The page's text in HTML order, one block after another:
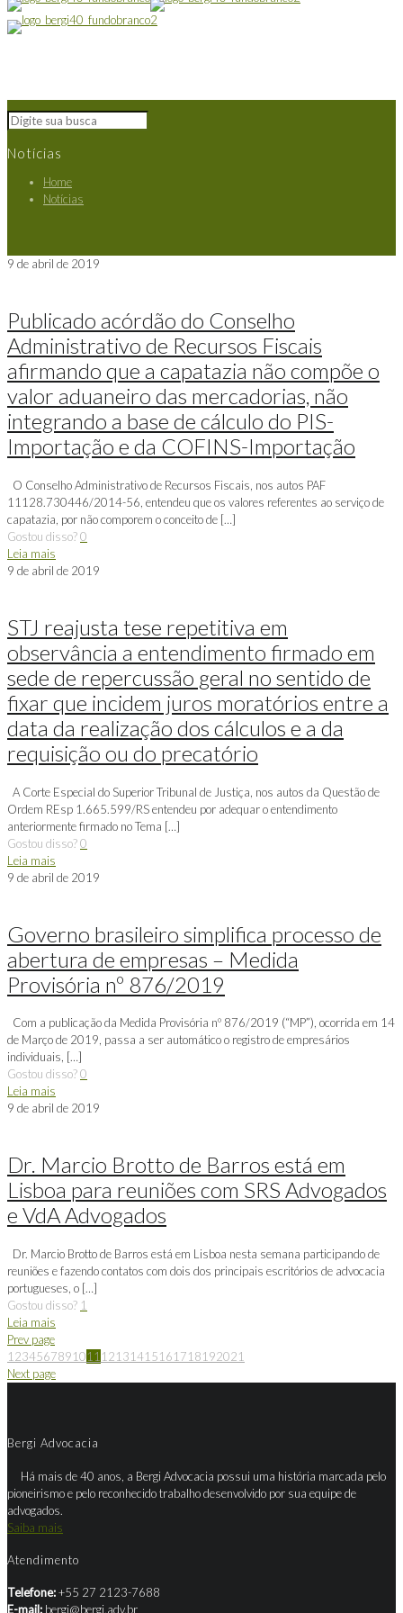
Notícias
Home
Notícias
9 de abril de 2019
Publicado acórdão do Conselho
Administrativo de Recursos Fiscais
afirmando que a capatazia não compõe o
valor aduaneiro das mercadorias, não
integrando a base de cálculo do PIS-
Importação e da COFINS-Importação
O Conselho Administrativo de Recursos Fiscais, nos autos PAF
11128.730446/2014-56, entendeu que os valores referentes ao serviço de
capatazia, por não comporem o conceito de […]
Gostou disso?0
Leia mais
9 de abril de 2019
STJ reajusta tese repetitiva em
observância a entendimento firmado em
sede de repercussão geral no sentido de
fixar que incidem juros moratórios entre a
data da realização dos cálculos e a da
requisição ou do precatório
A Corte Especial do Superior Tribunal de Justiça, nos autos da Questão de
Ordem REsp 1.665.599/RS entendeu por adequar o entendimento
anteriormente firmado no Tema […]
Gostou disso?0
Leia mais
9 de abril de 2019
Governo brasileiro simplifica processo de
abertura de empresas – Medida
Provisória nº 876/2019
Com a publicação da Medida Provisória nº 876/2019 (“MP”), ocorrida em 14
de Março de 2019, passa a ser automático o registro de empresários
individuais, […]
Gostou disso?0
Leia mais
9 de abril de 2019
Dr. Marcio Brotto de Barros está em
Lisboa para reuniões com SRS Advogados
e VdA Advogados
Dr. Marcio Brotto de Barros está em Lisboa nesta semana participando de
reuniões e fazendo contatos com dois dos principais escritórios de advocacia
portugueses, o […]
Gostou disso? 1
Leia mais
Prev page
123456789101112131415161718192021
Next page
Bergi Advocacia
Há mais de 40 anos, a Bergi Advocacia possui uma história marcada pelo
pioneirismo e pelo reconhecido trabalho desenvolvido por sua equipe de
advogados.
Saiba mais
Atendimento
Telefone:+55 27 2123-7688
E-mail: bergi@bergi.adv.br